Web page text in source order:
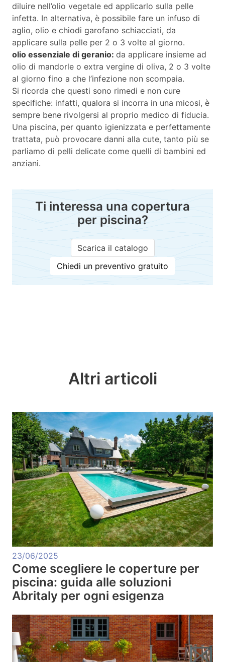
diluire nell’olio vegetale ed applicarlo sulla pelle
infetta. In alternativa, è possibile fare un infuso di
aglio, olio e chiodi garofano schiacciati, da
applicare sulla pelle per 2 o 3 volte al giorno.
olio essenziale di geranio: da applicare insieme ad
olio di mandorle o extra vergine di oliva, 2 o 3 volte
al giorno fino a che l’infezione non scompaia.
Si ricorda che questi sono rimedi e non cure
specifiche: infatti, qualora si incorra in una micosi, è
sempre bene rivolgersi al proprio medico di fiducia.
Una piscina, per quanto igienizzata e perfettamente
trattata, può provocare danni alla cute, tanto più se
parliamo di pelli delicate come quelli di bambini ed
anziani.
Ti interessa una copertura
per piscina?
Scarica il catalogo
Chiedi un preventivo gratuito
Altri articoli
23/06/2025
Come scegliere le coperture per
piscina: guida alle soluzioni
Abritaly per ogni esigenza